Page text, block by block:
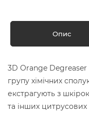
Опис
3D Orange
групу хімічних
екстрагують з
та інших цитрусових